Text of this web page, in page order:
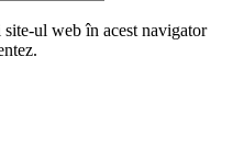
ul web în acest navigator